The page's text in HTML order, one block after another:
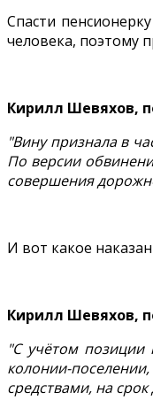
Спасти
человека, поэтому
Кирилл Шевяхов,
"Вину признала в
По версии
совершения
И вот какое
Кирилл Шевяхов,
"С учётом позиции
колонии-
средствами, на